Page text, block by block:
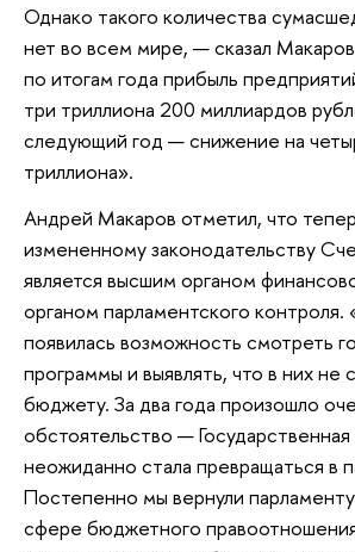
Однако такого количества
нет во всем мире, — сказал
по итогам года прибыль
три триллиона 200 миллиардов
следующий год — снижение на
триллиона».
Андрей Макаров отметил, что
измененному законодательству
является высшим органом
органом парламентского контроля.
появилась возможность смотреть
программы и выявлять, что в них не
бюджету. За два года произошло
обстоятельство —
неожиданно стала превращаться в
Постепенно мы вернули
сфере бюджетного